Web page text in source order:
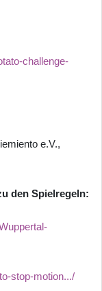
challenge-
e.V.,
den Spielregeln:
stop-motion.../